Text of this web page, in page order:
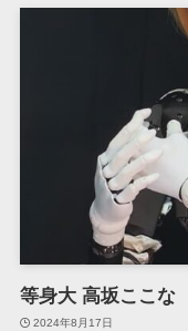
等身大 高坂ここな
2024年8月17日